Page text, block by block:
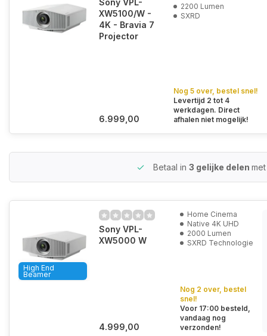
Sony VPL-
XW5100/W -
4K - Bravia 7
Projector
6.999,00
2200 Lumen
SXRD
Nog 5 over, bestel snel!
Levertijd 2 tot 4
werkdagen. Direct
afhalen niet mogelijk!
Betaal in 3 gelijke delen
High End
Beamer
Sony VPL-
XW5000 W
4.999,00
Home Cinema
Native 4K UHD
2000 Lumen
SXRD Technologie
Nog 2 over, bestel
snel!
Voor 17:00 besteld,
vandaag nog
verzonden!